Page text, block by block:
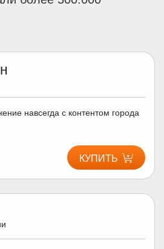
навсегда с контентом города
КУПИТЬ